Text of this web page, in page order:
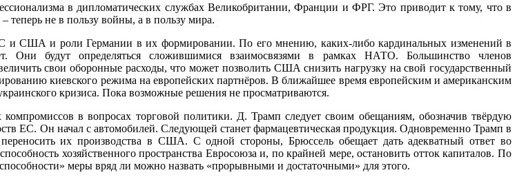
в дипломатических службах Великобритании, Франции и ФРГ. Это приводит к тому, что в
теперь не в пользу войны, а в пользу мира.
США и роли Германии в их формировании. По его мнению, каких-либо кардинальных изменений в
Они будут определяться сложившимися взаимосвязями в рамках НАТО. Большинство членов
свои оборонные расходы, что может позволить США снизить нагрузку на свой государственный
киевского режима на европейских партнёров. В ближайшее время европейским и американским
кризиса. Пока возможные решения не просматриваются.
в вопросах торговой политики. Д. Трамп следует своим обещаниям, обозначив твёрдую
ЕС. Он начал с автомобилей. Следующей станет фармацевтическая продукция. Одновременно Трамп в
их производства в США. С одной стороны, Брюссель обещает дать адекватный ответ во
хозяйственного пространства Евросоюза и, по крайней мере, остановить отток капиталов. По
меры вряд ли можно назвать «прорывными и достаточными» для этого.